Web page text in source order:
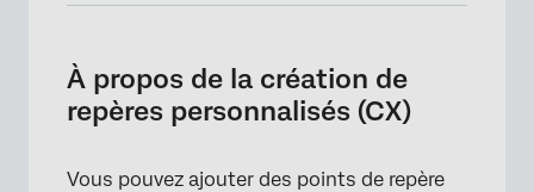
Création manuelle de repères personnalisés
À propos de la création de
repères personnalisés (CX)
Vous pouvez ajouter des points de repère